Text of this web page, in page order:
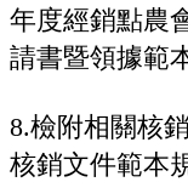
年度經銷點農
請書暨領據範
8.檢附相關核
核銷文件範本